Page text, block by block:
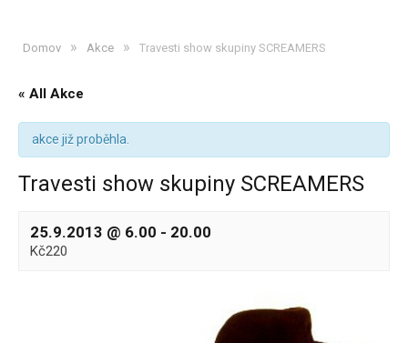
Domov » Akce » Travesti show skupiny SCREAMERS
« All Akce
akce již proběhla.
Travesti show skupiny SCREAMERS
25.9.2013 @ 6.00 - 20.00
Kč220